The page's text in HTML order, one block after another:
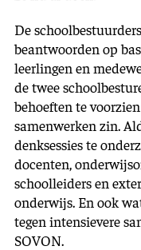
De
beantwoorden op
leerlingen en
de twee
behoeften te
samenwerken zin.
denksessies te
docenten,
schoolleiders en
onderwijs. En ook
tegen intensievere
SOVON.